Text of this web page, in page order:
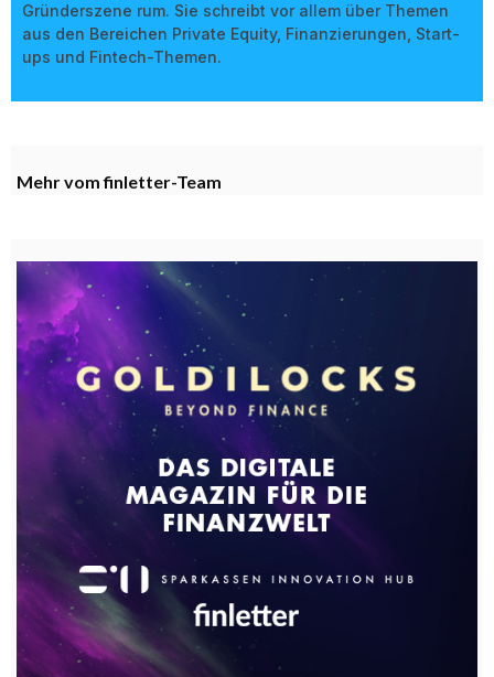
Gründerszene rum. Sie schreibt vor allem über Themen
aus den Bereichen Private Equity, Finanzierungen, Start-
ups und Fintech-Themen.
Mehr vom finletter-Team